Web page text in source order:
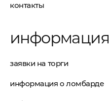
контакты
информация
заявки на торги
информация о ломбарде